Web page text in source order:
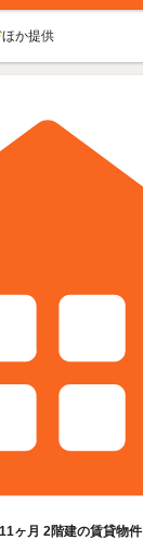
ほか提供
ヶ月 2階建の賃貸物件